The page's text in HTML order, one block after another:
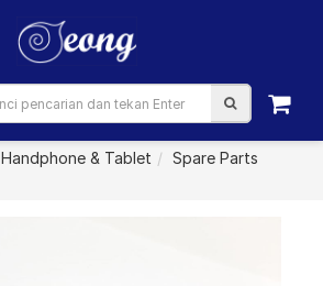
Handphone & Tablet
Spare Parts